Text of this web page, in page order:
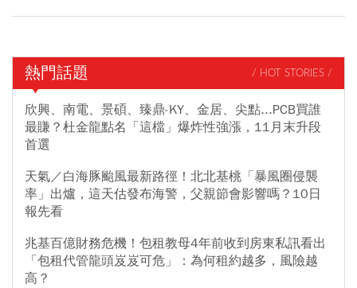
熱門話題 / HOT STORIES /
欣興、南電、景碩、臻鼎-KY、金居、尖點...PCB買誰
最賺？杜金龍點名「這檔」爆炸性強漲，11月末升段
首選
天氣／白海豚颱風最新路徑！北北基桃「暴風圈侵襲
率」出爐，這天估發布海警，父親節會影響嗎？10日
報先看
兆基百億財務危機！包租教母4年前收到房東私訊看出
「包租代管龍頭岌岌可危」：為何租約越多，風險越
高？